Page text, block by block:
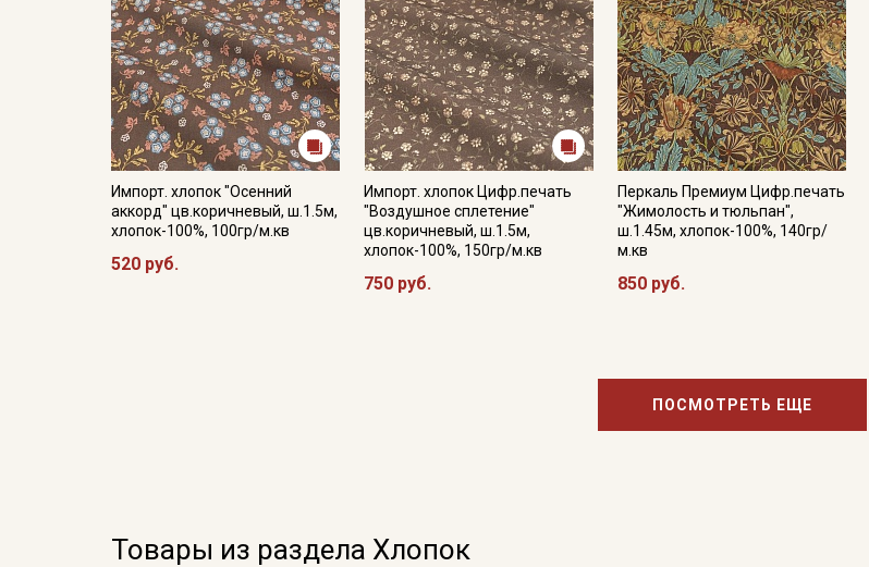
Импорт. хлопок "Осенний
аккорд" цв.коричневый, ш.1.5м,
хлопок-100%, 100гр/м.кв
520 руб.
Импорт. хлопок Цифр.печать
"Воздушное сплетение"
цв.коричневый, ш.1.5м,
хлопок-100%, 150гр/м.кв
750 руб.
Перкаль Премиум Цифр.печать
"Жимолость и тюльпан",
ш.1.45м, хлопок-100%, 140гр/
м.кв
850 руб.
ПОСМОТРЕТЬ ЕЩЕ
Товары из раздела Хлопок